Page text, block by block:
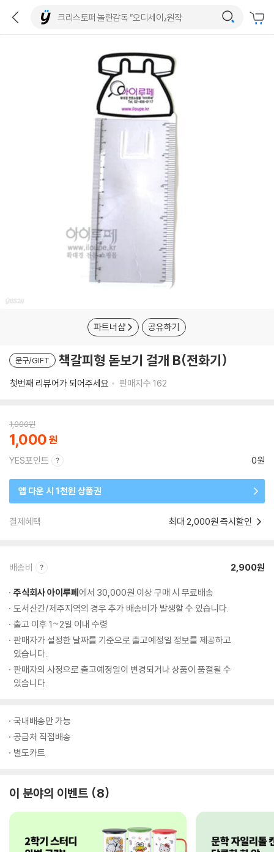
파트너샵 공유하기
문구/GIFT 책갈피형 돋보기 걸개 B(전화기)
첫번째 리뷰어가 되어주세요 판매지수 162
1,000원
1,000
YES포인트 0원
앱 다운 시 1천원 상품권
결제혜택 최대 2,000원 즉시할인
배송비 2,900원
주식회사 아이루페에서 30,000원 이상 구매 시 무료배송
도서산간/제주지역의 경우 추가 배송비가 발생할 수 있습니다.
출고 이후 1~2일 이내 수령
판매자가 설정한 날짜를 기준으로 출고예정일 정보를 제공하고
있습니다.
판매자의 사정으로 출고예정일이 변경되거나 상품이 품절될 수
있습니다.
국내배송만 가능
공급처 직접배송
별도카트
이 분야의 이벤트 8